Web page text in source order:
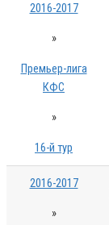
2016-2017
»
Премьер-лига
КФС
»
16-й тур
2016-2017
»